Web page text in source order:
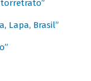
Lapa, Brasil”